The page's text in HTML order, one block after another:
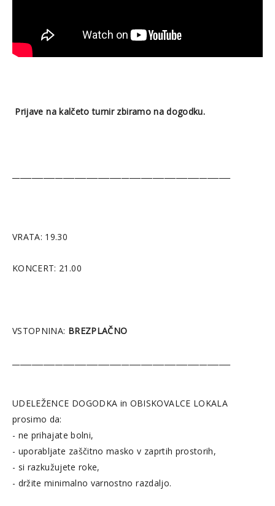
Prijave na kalčeto turnir zbiramo na dogodku.
VRATA: 19.30
KONCERT: 21.00
VSTOPNINA: BREZPLAČNO
UDELEŽENCE DOGODKA in OBISKOVALCE LOKALA
prosimo da:
- ne prihajate bolni,
- uporabljate zaščitno masko v zaprtih prostorih,
- si razkužujete roke,
- držite minimalno varnostno razdaljo.